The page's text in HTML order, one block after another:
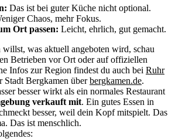
Das ist bei guter Küche nicht optional.
Chaos, mehr Fokus.
Ort passen: Leicht, ehrlich, gut gemacht.
was aktuell angeboten wird, schau
Betrieben vor Ort oder auf offiziellen
Infos zur Region findest du auch bei Ruhr
Stadt Bergkamen überbergkamen.de.
besser wirkt als ein normales Restaurant
verkauft mit. Ein gutes Essen in
besser, weil dein Kopf mitspielt. Das
Das ist menschlich.